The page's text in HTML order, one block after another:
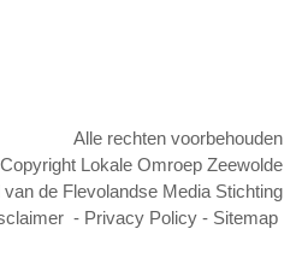
Alle rechten voorbehouden
Lokale Omroep Zeewolde
van de Flevolandse Media Stichting
- Privacy Policy - Sitemap